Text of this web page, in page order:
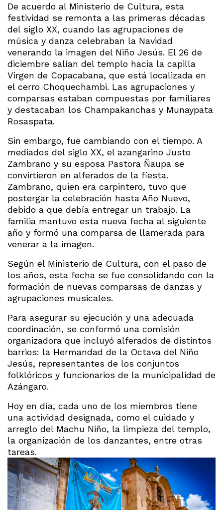
De acuerdo al Ministerio de Cultura, esta
festividad se remonta a las primeras décadas
del siglo XX, cuando las agrupaciones de
música y danza celebraban la Navidad
venerando la imagen del Niño Jesús. El 26 de
diciembre salían del templo hacia la capilla
Virgen de Copacabana, que está localizada en
el cerro Choquechambi. Las agrupaciones y
comparsas estaban compuestas por familiares
y destacaban los Champakanchas y Munaypata
Rosaspata.
Sin embargo, fue cambiando con el tiempo. A
mediados del siglo XX, el azangarino Justo
Zambrano y su esposa Pastora Ñaupa se
convirtieron en alferados de la fiesta.
Zambrano, quien era carpintero, tuvo que
postergar la celebración hasta Año Nuevo,
debido a que debía entregar un trabajo. La
familia mantuvo esta nueva fecha al siguiente
año y formó una comparsa de llamerada para
venerar a la imagen.
Según el Ministerio de Cultura, con el paso de
los años, esta fecha se fue consolidando con la
formación de nuevas comparsas de danzas y
agrupaciones musicales.
Para asegurar su ejecución y una adecuada
coordinación, se conformó una comisión
organizadora que incluyó alferados de distintos
barrios: la Hermandad de la Octava del Niño
Jesús, representantes de los conjuntos
folklóricos y funcionarios de la municipalidad de
Azángaro.
Hoy en día, cada uno de los miembros tiene
una actividad designada, como el cuidado y
arreglo del Machu Niño, la limpieza del templo,
la organización de los danzantes, entre otras
tareas.